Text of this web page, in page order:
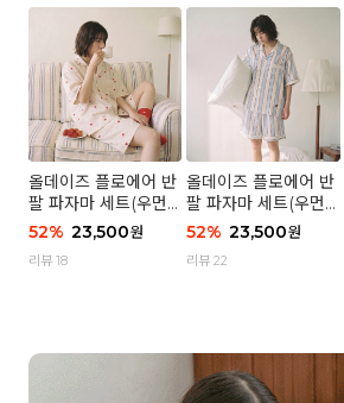
올데이즈 플로에어 반
팔 파자마 세트(우먼)
- 04 하트 컨페티
52% 23,500원
리뷰 18
올데이즈 플로에어 반
팔 파자마 세트(우먼)
- 03 브리즈 스트라이
52% 23,500원
리뷰 22